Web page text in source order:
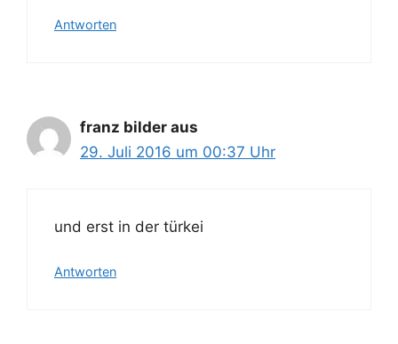
Antworten
franz bilder aus
29. Juli 2016 um 00:37 Uhr
und erst in der türkei
Antworten